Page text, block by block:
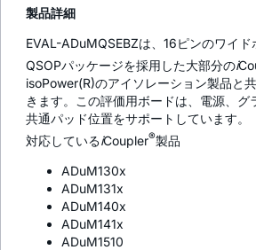
製品詳細
EVAL-ADuMQSEBZは、16ピンのワイ
QSOPパッケージを採用した大部分のi
isoPower(R)のアイソレーション製品と
きます。この評価用ボードは、電源、
共通パッド位置をサポートしています。
対応しているiCoupler®製品
ADuM130x
ADuM131x
ADuM140x
ADuM141x
ADuM1510